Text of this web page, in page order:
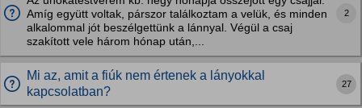
Amíg együtt voltak, párszor találkoztam a velük, és minden
alkalommal jót beszélgettünk a lánnyal. Végül a csaj
szakított vele három hónap után,...
2
Mi az, amit a fiúk nem értenek a lányokkal
kapcsolatban?
27